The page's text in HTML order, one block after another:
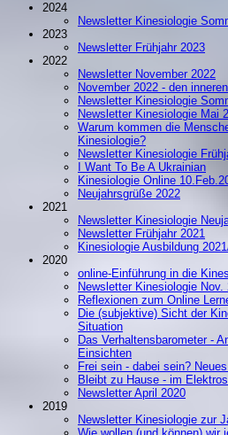
2024
Newsletter Kinesiologie
2023
Newsletter Frühjahr 2023
2022
Newsletter November 2022
November 2022 - den
Newsletter Kinesiologie
Newsletter Kinesiologie Mai
Warum kommen die
Kinesiologie?
Newsletter Kinesiologie
I Want To Be A Ukrainian
Kinesiologie Online
Neujahrsgrüße 2022
2021
Newsletter Kinesiologie
Newsletter Frühjahr 2021
Kinesiologie Ausbildung
2020
online-Einführung in die
Newsletter Kinesiologie Nov.
Reflexionen zum Online
Die (subjektive) Sicht der
Situation
Das Verhaltensbarometer -
Einsichten
Frei sein - dabei sein?
Bleibt zu Hause - im
Newsletter April 2020
2019
Newsletter Kinesiologie zur